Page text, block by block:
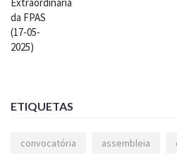
ETIQUETAS
convocatória assembleia